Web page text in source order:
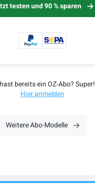
testen und 90 % sparen
bereits ein OZ-Abo? Super!
Hier anmelden
Weitere Abo-Modelle